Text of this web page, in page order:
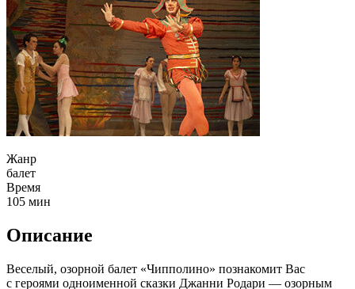
Жанр
балет
Время
105 мин
Описание
Веселый, озорной балет «Чипполино» познакомит Вас
с героями одноименной сказки Джанни Родари — озорным